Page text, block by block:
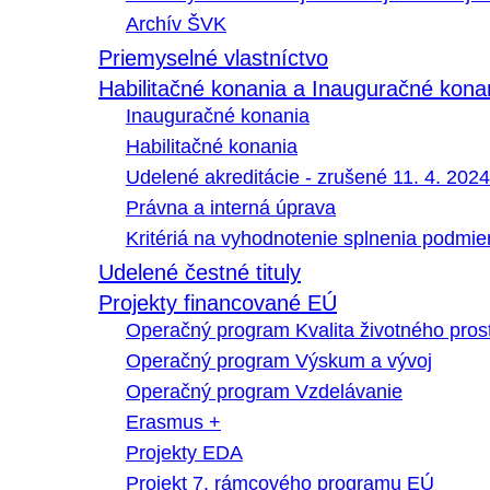
Archív ŠVK
Priemyselné vlastníctvo
Habilitačné konania a Inauguračné
Inauguračné konania
Habilitačné konania
Udelené akreditácie - zrušené 11. 4. 2024
Právna a interná úprava
Kritériá na vyhodnotenie splnenia
Udelené čestné tituly
Projekty financované EÚ
Operačný program Kvalita životného
Operačný program Výskum a vývoj
Operačný program Vzdelávanie
Erasmus +
Projekty EDA
Projekt 7. rámcového programu EÚ